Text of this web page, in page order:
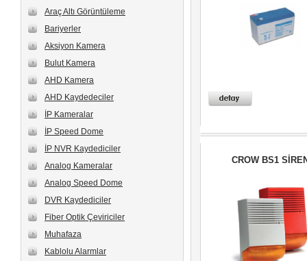
Araç Altı Görüntüleme
Bariyerler
Aksiyon Kamera
Bulut Kamera
AHD Kamera
AHD Kaydedeciler
İP Kameralar
İP Speed Dome
İP NVR Kaydediciler
Analog Kameralar
Analog Speed Dome
DVR Kaydediciler
Fiber Optik Çeviriciler
Muhafaza
Kablolu Alarmlar
CROW BS1